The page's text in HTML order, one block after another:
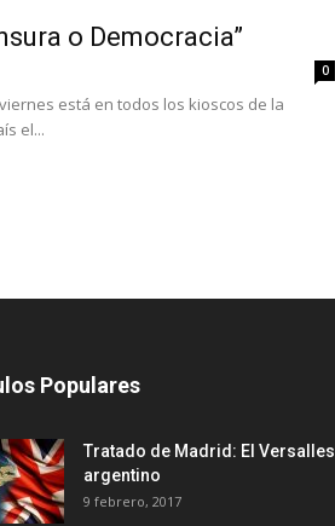
o Democracia”
0
está en todos los kioscos de la
el...
Populares
Tratado de Madrid: El Versalles
argentino
9 febrero, 2017